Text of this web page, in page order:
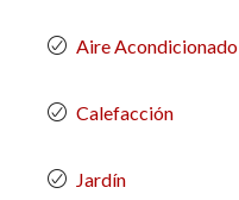
Aire Acondicionado
Calefacción
Jardín